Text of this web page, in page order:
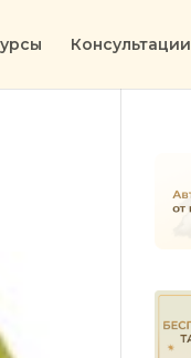
Консультации